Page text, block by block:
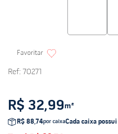
Ref: 70271
R$ 32,99m²
R$ 88,74por caixaCada caixa possui